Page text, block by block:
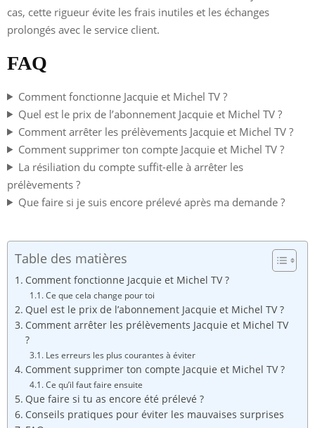
cas, cette rigueur évite les frais inutiles et les échanges
prolongés avec le service client.
FAQ
Comment fonctionne Jacquie et Michel TV ?
Quel est le prix de l’abonnement Jacquie et Michel TV ?
Comment arrêter les prélèvements Jacquie et Michel TV ?
Comment supprimer ton compte Jacquie et Michel TV ?
La résiliation du compte suffit-elle à arrêter les
prélèvements ?
Que faire si je suis encore prélevé après ma demande ?
Table des matières
Comment fonctionne Jacquie et Michel TV ?
Ce que cela change pour toi
Quel est le prix de l’abonnement Jacquie et Michel TV ?
Comment arrêter les prélèvements Jacquie et Michel TV
?
Les erreurs les plus courantes à éviter
Comment supprimer ton compte Jacquie et Michel TV ?
Ce qu’il faut faire ensuite
Que faire si tu as encore été prélevé ?
Conseils pratiques pour éviter les mauvaises surprises